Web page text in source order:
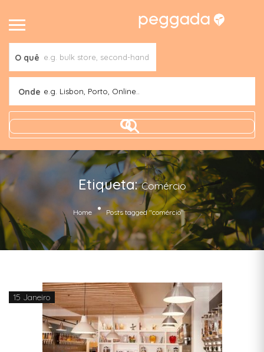
O quê
Onde e.g. Lisbon, Porto, Online..
Etiqueta:Comércio
Home Posts tagged "comércio"
15 Janeiro